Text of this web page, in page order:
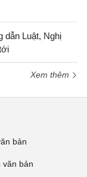
dẫn Luật, Nghị
Xem thêm
bản
văn bản